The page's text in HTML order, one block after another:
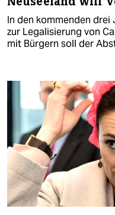
In den kommenden drei
zur Legalisierung von
mit Bürgern soll der